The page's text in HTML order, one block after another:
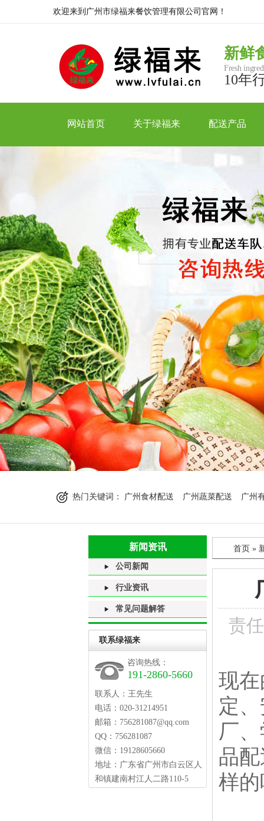
欢迎来到广州市绿福来餐饮管理有限公司官网！
新鲜
Fresh
10年
网站首页 关于绿福来 配送产品
热门关键词： 广州食材配送 广州蔬菜配送 广州
新闻资讯
公司新闻
行业资讯
常见问题解答
联系绿福来
咨询热线：
191-2860-5660
联系人：王先生
电话：020-31214951
邮箱：756281087@qq.com
QQ：756281087
微信：19128605660
地址：广东省广州市白云区人
和镇建南村江人二路110-5
首页 »
责
现
定
厂
品
样